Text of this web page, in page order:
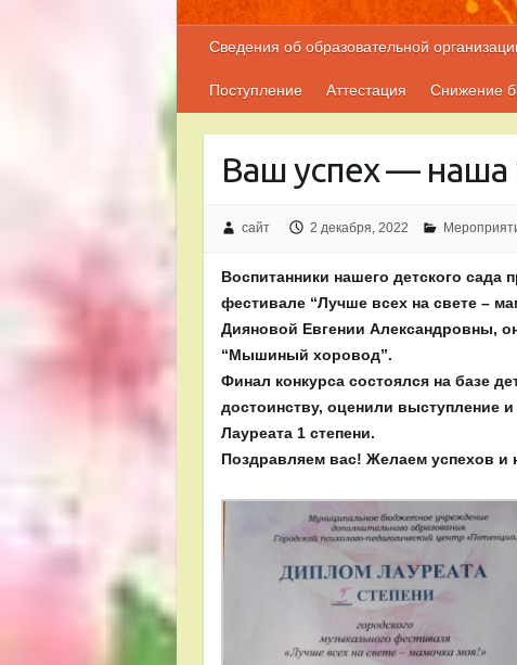
Сведения об образовательной
Поступление Аттестация Снижение
Ваш успех — наша
сайт 2 декабря, 2022
Воспитанники нашего детского сада
фестивале “Лучше всех на свете –
Дияновой Евгении Александровны,
“Мышиный хоровод”.
Финал конкурса состоялся на базе
достоинству, оценили выступление
Лауреата 1 степени.
Поздравляем вас! Желаем успехов и